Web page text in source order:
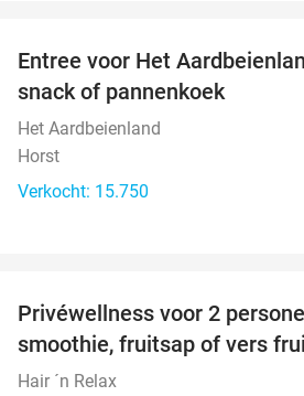
Entree voor Het
snack of pannenkoek
Het Aardbeienland
Horst
Verkocht: 15.750
Privéwellness voor 2
smoothie, fruitsap of vers
Hair ´n Relax